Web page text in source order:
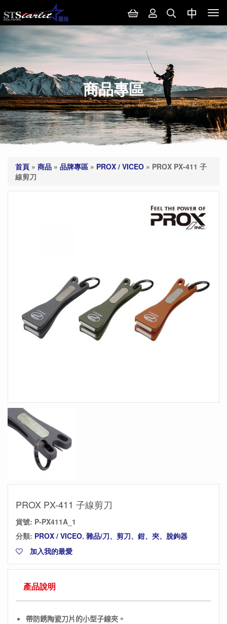
商品專區
首頁 » 商品 » 品牌專區 » PROX / VICEO » PROX PX-411 子
線剪刀
PROX PX-411 子線剪刀
貨號: P-PX411A_1
分類: PROX / VICEO, 雜品/刀、剪刀、鉗、夾、脫鉤器
加入我的最愛
產品說明
帶防銹陶瓷刀片的小型子線夾。